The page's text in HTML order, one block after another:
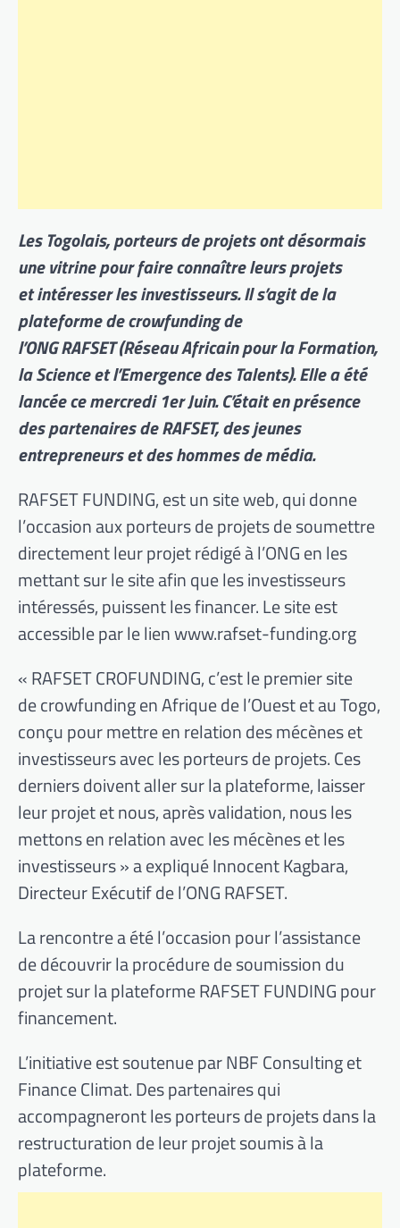
Les Togolais, porteurs de projets ont désormais
une vitrine pour faire connaître leurs projets
et intéresser les investisseurs. Il s’agit de la
plateforme de crowfunding de
l’ONG RAFSET (Réseau Africain pour la Formation,
la Science et l’Emergence des Talents). Elle a été
lancée ce mercredi 1er Juin. C’était en présence
des partenaires de RAFSET, des jeunes
entrepreneurs et des hommes de média.
RAFSET FUNDING, est un site web, qui donne
l’occasion aux porteurs de projets de soumettre
directement leur projet rédigé à l’ONG en les
mettant sur le site afin que les investisseurs
intéressés, puissent les financer. Le site est
accessible par le lien www.rafset-funding.org
« RAFSET CROFUNDING, c’est le premier site
de crowfunding en Afrique de l’Ouest et au Togo,
conçu pour mettre en relation des mécènes et
investisseurs avec les porteurs de projets. Ces
derniers doivent aller sur la plateforme, laisser
leur projet et nous, après validation, nous les
mettons en relation avec les mécènes et les
investisseurs » a expliqué Innocent Kagbara,
Directeur Exécutif de l’ONG RAFSET.
La rencontre a été l’occasion pour l’assistance
de découvrir la procédure de soumission du
projet sur la plateforme RAFSET FUNDING pour
financement.
L’initiative est soutenue par NBF Consulting et
Finance Climat. Des partenaires qui
accompagneront les porteurs de projets dans la
restructuration de leur projet soumis à la
plateforme.